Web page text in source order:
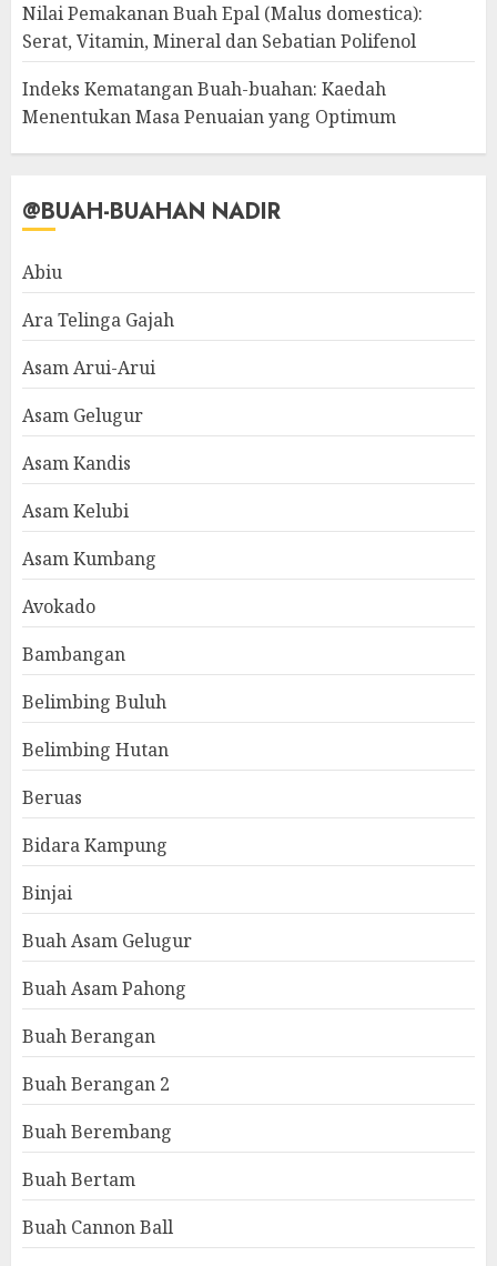
Nilai Pemakanan Buah Epal (Malus domestica):
Serat, Vitamin, Mineral dan Sebatian Polifenol
Indeks Kematangan Buah-buahan: Kaedah
Menentukan Masa Penuaian yang Optimum
@BUAH-BUAHAN NADIR
Abiu
Ara Telinga Gajah
Asam Arui-Arui
Asam Gelugur
Asam Kandis
Asam Kelubi
Asam Kumbang
Avokado
Bambangan
Belimbing Buluh
Belimbing Hutan
Beruas
Bidara Kampung
Binjai
Buah Asam Gelugur
Buah Asam Pahong
Buah Berangan
Buah Berangan 2
Buah Berembang
Buah Bertam
Buah Cannon Ball